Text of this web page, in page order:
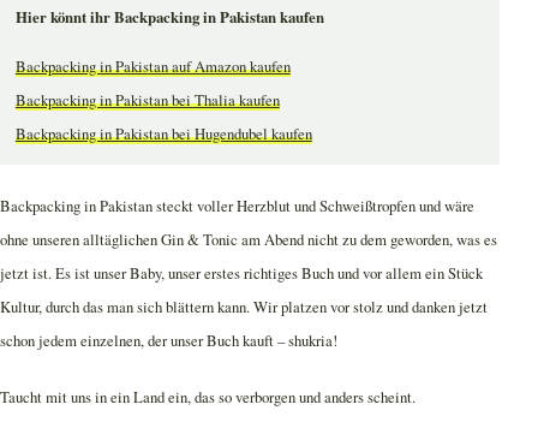
Hier könnt ihr Backpacking in Pakistan kaufen
Backpacking in Pakistan auf Amazon kaufen
Backpacking in Pakistan bei Thalia kaufen
Backpacking in Pakistan bei Hugendubel kaufen
Backpacking in Pakistan steckt voller Herzblut und Schweißtropfen und wäre
ohne unseren alltäglichen Gin & Tonic am Abend nicht zu dem geworden, was es
jetzt ist. Es ist unser Baby, unser erstes richtiges Buch und vor allem ein Stück
Kultur, durch das man sich blättern kann. Wir platzen vor stolz und danken jetzt
schon jedem einzelnen, der unser Buch kauft – shukria!
Taucht mit uns in ein Land ein, das so verborgen und anders scheint.